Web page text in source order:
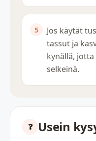
Jos käytät
tassut ja
kynällä,
selkeinä.
Usein